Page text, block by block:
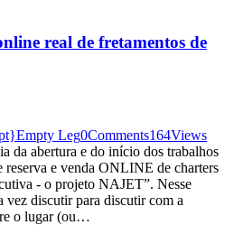
real de fretamentos de
Leg0Comments164Views
da abertura e do início dos trabalhos
reserva e venda ONLINE de charters
- o projeto NAJET”. Nesse
vez discutir para discutir com a
o lugar (ou…